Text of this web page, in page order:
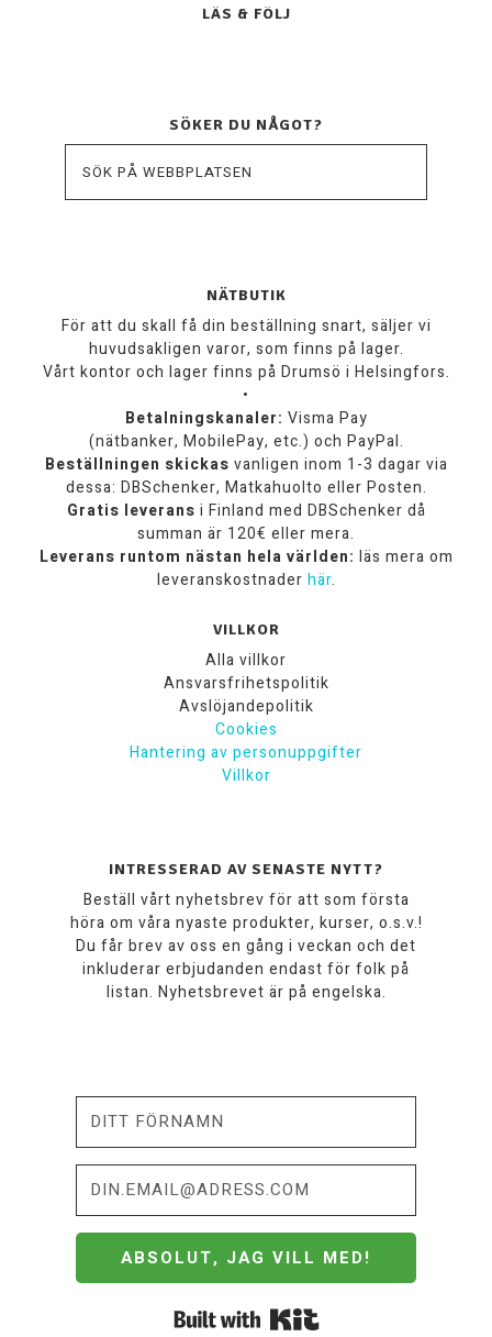
LÄS & FÖLJ
SÖKER DU NÅGOT?
NÄTBUTIK
För att du skall få din beställning snart, säljer vi
huvudsakligen varor, som finns på lager.
Vårt kontor och lager finns på Drumsö i Helsingfors.
•
Betalningskanaler: Visma Pay
(nätbanker, MobilePay, etc.) och PayPal.
Beställningen skickas vanligen inom 1-3 dagar via
dessa: DBSchenker, Matkahuolto eller Posten.
Gratis leverans i Finland med DBSchenker då
summan är 120€ eller mera.
Leverans runtom nästan hela världen: läs mera om
leveranskostnader här.
VILLKOR
Alla villkor
Ansvarsfrihetspolitik
Avslöjandepolitik
Cookies
Hantering av personuppgifter
Villkor
INTRESSERAD AV SENASTE NYTT?
Beställ vårt nyhetsbrev för att som första
höra om våra nyaste produkter, kurser, o.s.v.!
Du får brev av oss en gång i veckan och det
inkluderar erbjudanden endast för folk på
listan. Nyhetsbrevet är på engelska.
ABSOLUT, JAG VILL MED!